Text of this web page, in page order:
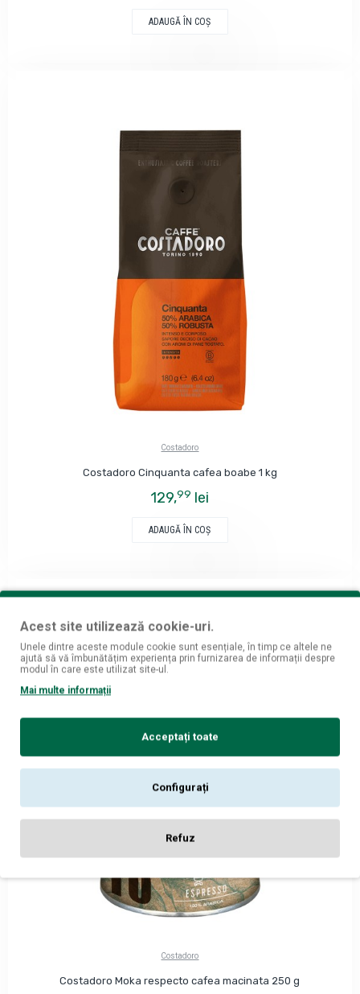
ADAUGĂ ÎN COŞ
Costadoro
Costadoro Cinquanta cafea boabe 1 kg
129,99 lei
ADAUGĂ ÎN COŞ
Costadoro
Costadoro Moka respecto cafea macinata 250 g
Acest site utilizează cookie-uri.
Unele dintre aceste module cookie sunt esențiale, în timp ce altele ne
ajută să vă îmbunătățim experiența prin furnizarea de informații despre
modul în care este utilizat site-ul.
Mai multe informații
Acceptați toate
Configurați
Refuz